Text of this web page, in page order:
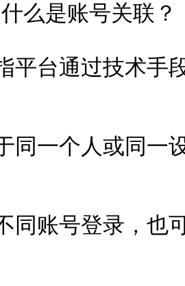
么是账号关联？
平台通过技术手
同一个人或同一
同账号登录，也